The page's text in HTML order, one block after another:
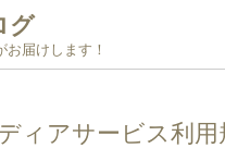
グ
届けします！
ィアサービス利用